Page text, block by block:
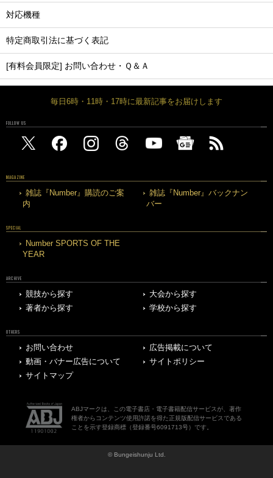
対応機種
特定商取引法に基づく表記
[有料会員限定] お問い合わせ・Ｑ＆Ａ
毎日6時・11時・17時に最新記事をお届けします
FOLLOW US
MAGAZINE
雑誌『Number』購読のご案
内
雑誌『Number』バックナン
バー
SPECIAL
Number SPORTS OF THE
YEAR
ARCHIVE
競技から探す
大会から探す
著者から探す
学校から探す
OTHERS
お問い合わせ
広告掲載について
動画・バナー広告について
サイトポリシー
サイトマップ
ABJマークは、この電子書店・電子書籍配信サービスが、著作
権者からコンテンツ使用許諾を得た正規版配信サービスである
ことを示す登録商標（登録番号6091713号）です。
© Bungeishunju Ltd.